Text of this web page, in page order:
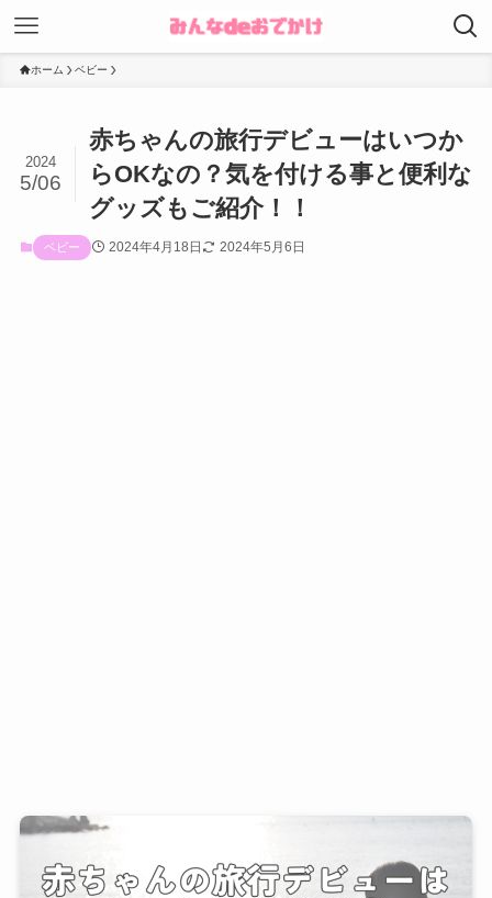
ホーム ベビー
赤ちゃんの旅行デビューはいつか
らOKなの？気を付ける事と便利な
グッズもご紹介！！
2024
5/06
ベビー 2024年4月18日 2024年5月6日